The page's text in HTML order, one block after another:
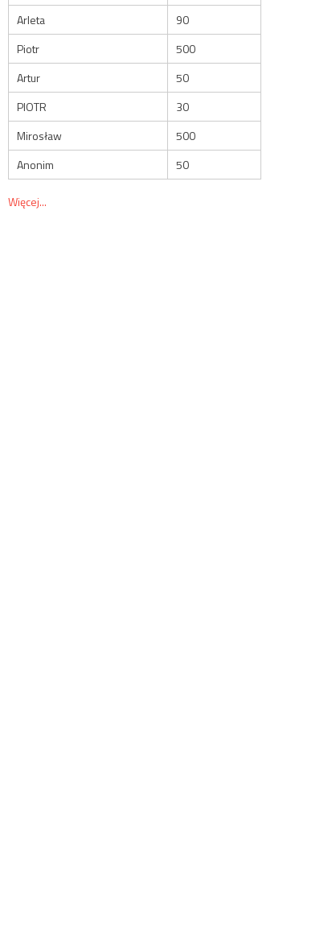
Arleta
90
Piotr
500
Artur
50
PIOTR
30
Mirosław
500
Anonim
50
Więcej...